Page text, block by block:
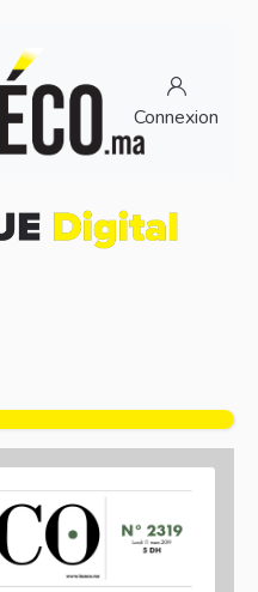
Connexion